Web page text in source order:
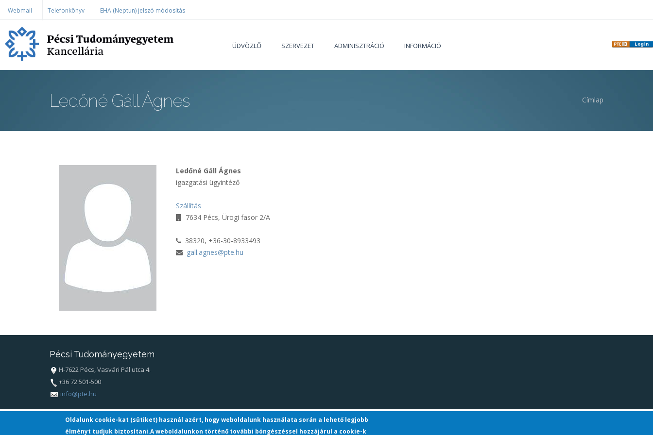
Ugrás a tartalomra
Webmail Telefonkönyv EHA (Neptun) jelszó módosítás
ÜDVÖZLŐ SZERVEZET ADMINISZTRÁCIÓ INFORMÁCIÓ
Ledőné Gáll Ágnes Címlap
Ledőné Gáll Ágnes
igazgatási ügyintéző
Szállítás
7634 Pécs, Ürögi fasor 2/A
38320, +36-30-8933493
gall.agnes@pte.hu
Pécsi Tudományegyetem
H-7622 Pécs, Vasvári Pál utca 4.
+36 72 501-500
info@pte.hu
Oldalunk cookie-kat (sütiket) használ azért, hogy weboldalunk használata során a lehető legjobb
élményt tudjuk biztosítani.A weboldalunkon történő további böngészéssel hozzájárul a cookie-k